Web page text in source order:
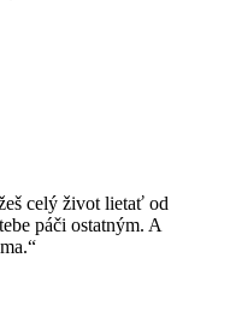
celý život lietať od
páči ostatným. A